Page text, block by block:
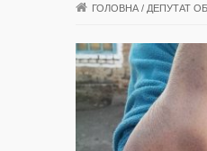
ГОЛОВНА / ДЕПУТАТ